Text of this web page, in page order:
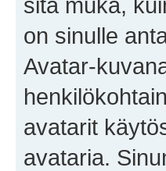
on sinulle
Avatar-
avatarit
avataria.